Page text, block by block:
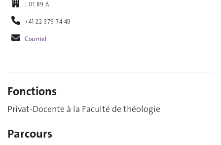
J.01.89.A
+41 22 379 74 49
Courriel
Fonctions
Privat-Docente à la Faculté de théologie
Parcours